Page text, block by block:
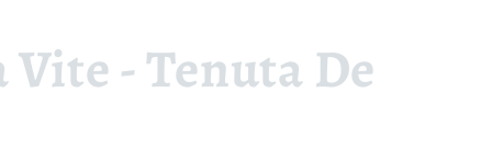
- Tenuta De